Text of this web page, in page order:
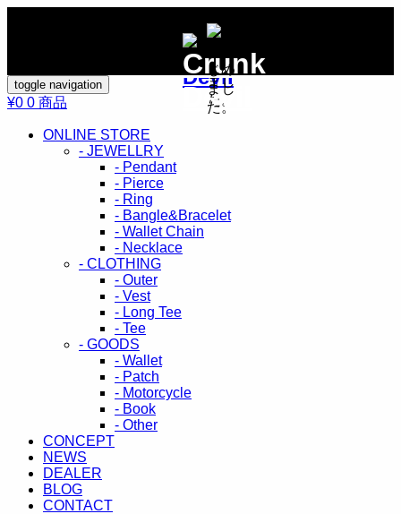
toggle navigation
¥0 0 商品
ONLINE STORE
- JEWELLRY
- Pendant
- Pierce
- Ring
- Bangle&Bracelet
- Wallet Chain
- Necklace
- CLOTHING
- Outer
- Vest
- Long Tee
- Tee
- GOODS
- Wallet
- Patch
- Motorcycle
- Book
- Other
CONCEPT
NEWS
DEALER
BLOG
CONTACT